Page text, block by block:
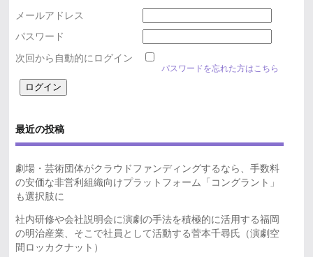
メールアドレス
パスワード
次回から自動的にログイン
パスワードを忘れた方はこちら
最近の投稿
劇場・芸術団体がクラウドファンディングするなら、手数料
の安価な非営利組織向けプラットフォーム「コングラント」
も選択肢に
社内研修や会社説明会に演劇の手法を積極的に活用する福岡
の明治産業、そこで社員として活動する菅本千尋氏（演劇空
間ロッカクナット）